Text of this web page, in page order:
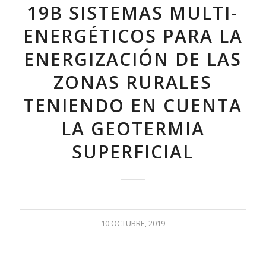
19B SISTEMAS MULTI-
ENERGÉTICOS PARA LA
ENERGIZACIÓN DE LAS
ZONAS RURALES
TENIENDO EN CUENTA
LA GEOTERMIA
SUPERFICIAL
10 OCTUBRE, 2019